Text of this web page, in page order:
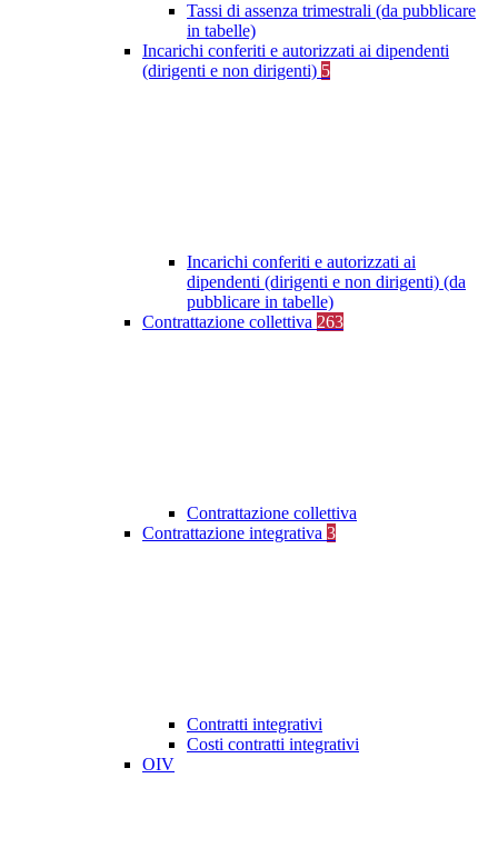
Tassi di assenza trimestrali (da pubblicare
in tabelle)
Incarichi conferiti e autorizzati ai dipendenti
(dirigenti e non dirigenti) 5
Incarichi conferiti e autorizzati ai
dipendenti (dirigenti e non dirigenti) (da
pubblicare in tabelle)
Contrattazione collettiva 263
Contrattazione collettiva
Contrattazione integrativa 3
Contratti integrativi
Costi contratti integrativi
OIV